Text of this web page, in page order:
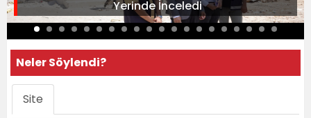
Yerinde İnceledi
Neler Söylendi?
Site